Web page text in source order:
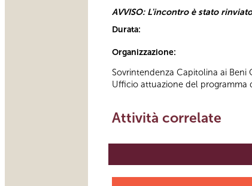
AVVISO: L'incontro è stato
Durata:
Organizzazione:
Sovrintendenza Capitolina ai Beni
Ufficio attuazione del programma
Attività correlate